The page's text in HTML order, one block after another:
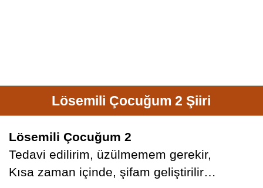
Lösemili Çocuğum 2 Şiiri
Lösemili Çocuğum 2
Tedavi edilirim, üzülmemem gerekir,
Kısa zaman içinde, şifam geliştirilir…